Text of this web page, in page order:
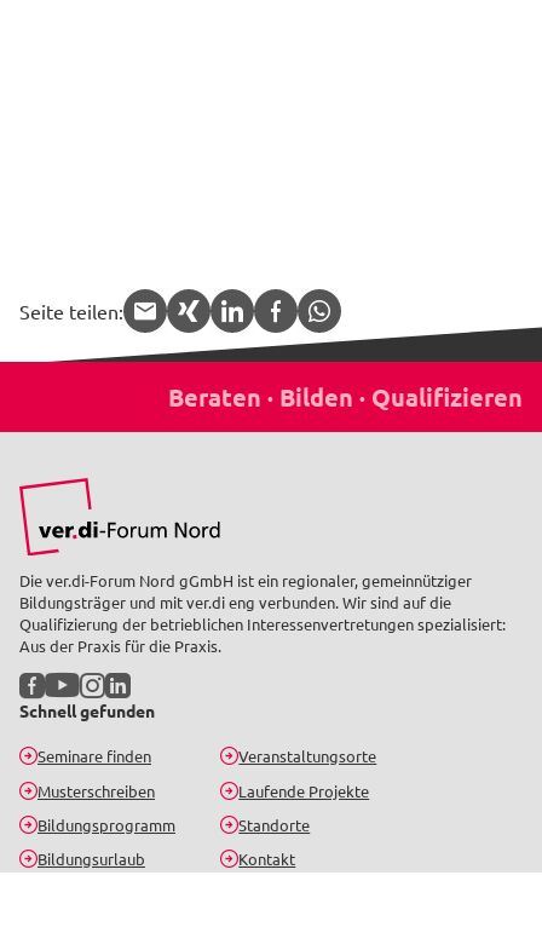
Seite teilen:
APP.share.target.mail
APP.share.target.xing
Die ver.di-Forum Nord gGmbH ist ein regionaler, gemeinnütziger
Bildungsträger und mit ver.di eng verbunden. Wir sind auf die
Qualifizierung der betrieblichen Interessenvertretungen spezialisiert:
Aus der Praxis für die Praxis.
Facebook
YouTubeInstagram
LinkedIn
Schnell gefunden
Seminare finden
Musterschreiben
Bildungsprogramm
Bildungsurlaub
Veranstaltungsorte
Laufende Projekte
Standorte
Kontakt